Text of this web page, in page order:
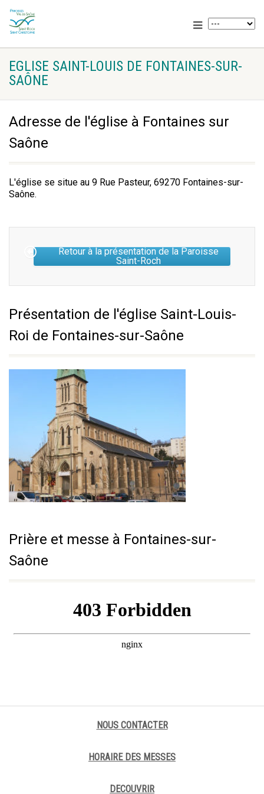
EGLISE SAINT-LOUIS DE FONTAINES-SUR-
SAÔNE
Adresse de l'église à Fontaines sur
Saône
L'église se situe au 9 Rue Pasteur, 69270 Fontaines-sur-
Saône.
Retour à la présentation de la Paroisse
Saint-Roch
Présentation de l'église Saint-Louis-
Roi de Fontaines-sur-Saône
Prière et messe à Fontaines-sur-
Saône
NOUS CONTACTER
HORAIRE DES MESSES
DECOUVRIR